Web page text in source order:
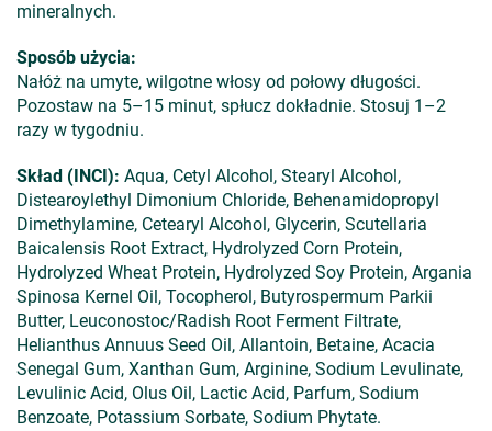
mineralnych.
Sposób użycia:
Nałóż na umyte, wilgotne włosy od połowy długości.
Pozostaw na 5–15 minut, spłucz dokładnie. Stosuj 1–2
razy w tygodniu.
Skład (INCI): Aqua, Cetyl Alcohol, Stearyl Alcohol,
Distearoylethyl Dimonium Chloride, Behenamidopropyl
Dimethylamine, Cetearyl Alcohol, Glycerin, Scutellaria
Baicalensis Root Extract, Hydrolyzed Corn Protein,
Hydrolyzed Wheat Protein, Hydrolyzed Soy Protein, Argania
Spinosa Kernel Oil, Tocopherol, Butyrospermum Parkii
Butter, Leuconostoc/Radish Root Ferment Filtrate,
Helianthus Annuus Seed Oil, Allantoin, Betaine, Acacia
Senegal Gum, Xanthan Gum, Arginine, Sodium Levulinate,
Levulinic Acid, Olus Oil, Lactic Acid, Parfum, Sodium
Benzoate, Potassium Sorbate, Sodium Phytate.